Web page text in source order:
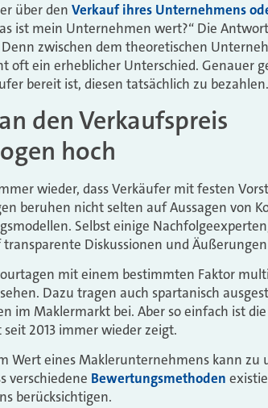
über den Verkauf ihres Unternehmens
ist mein Unternehmen wert?“ Die
zwischen dem theoretischen
oft ein erheblicher Unterschied. Genauer
bereit ist, diesen tatsächlich zu bezahlen.
den Verkaufspreis
hoch
wieder, dass Verkäufer mit festen
beruhen nicht selten auf Aussagen von
Selbst einige
Diskussionen und
mit einem bestimmten Faktor
Dazu tragen auch spartanisch
im Maklermarkt bei. Aber so einfach ist
2013 immer wieder zeigt.
Wert eines Maklerunternehmens kann
verschiedene Bewertungsmethoden
berücksichtigen.